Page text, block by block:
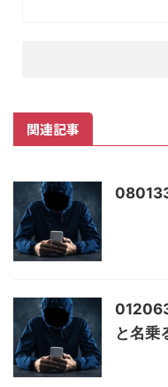
関連記事
と名乗